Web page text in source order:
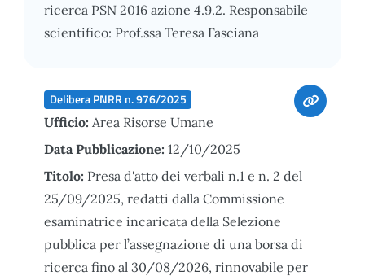
ricerca PSN 2016 azione 4.9.2. Responsabile
scientifico: Prof.ssa Teresa Fasciana
Delibera PNRR n. 976/2025
Ufficio: Area Risorse Umane
Data Pubblicazione: 12/10/2025
Titolo: Presa d'atto dei verbali n.1 e n. 2 del
25/09/2025, redatti dalla Commissione
esaminatrice incaricata della Selezione
pubblica per l’assegnazione di una borsa di
ricerca fino al 30/08/2026, rinnovabile per